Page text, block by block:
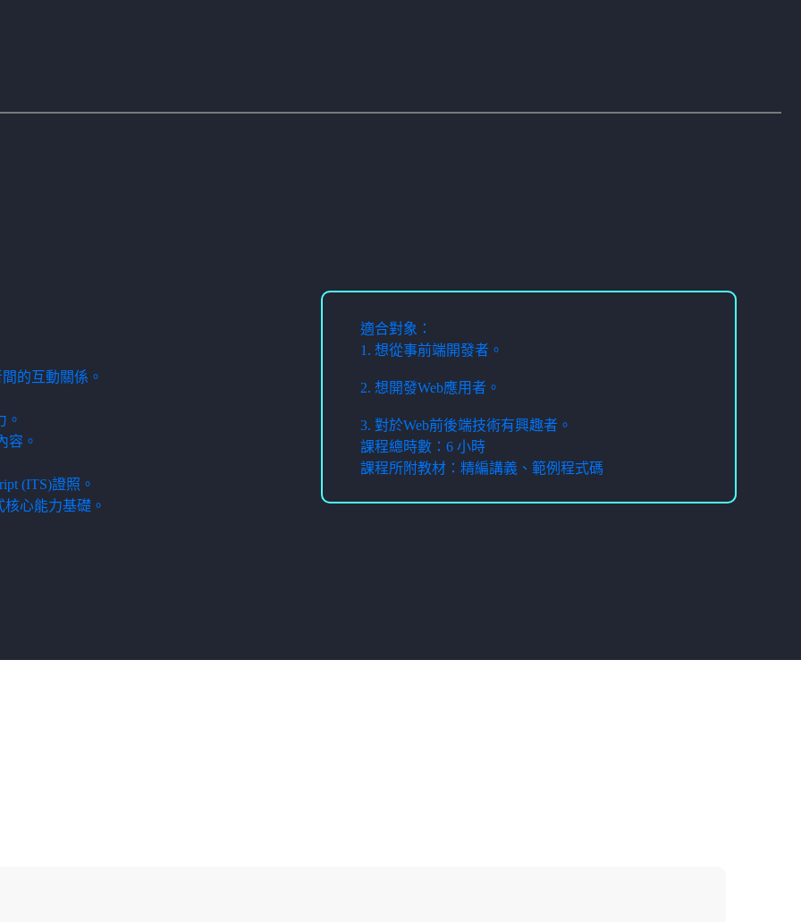
的互動關係。
。
容。
(ITS)證照。
心能力基礎。
適合對象：
1. 想從事前端開發者。
2. 想開發Web應用者。
3. 對於Web前後端技術有興趣者。
課程總時數：6 小時
課程所附教材：精編講義、範例程式碼